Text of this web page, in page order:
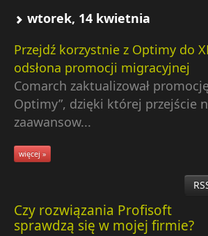
wtorek, 14 kwietnia
Przejdź korzystnie z Optimy do
odsłona promocji migracyjnej
Comarch zaktualizował
Optimy”, dzięki której przejście
zaawansow...
więcej »
Czy rozwiązania Profisoft
sprawdzą się w mojej firmie?